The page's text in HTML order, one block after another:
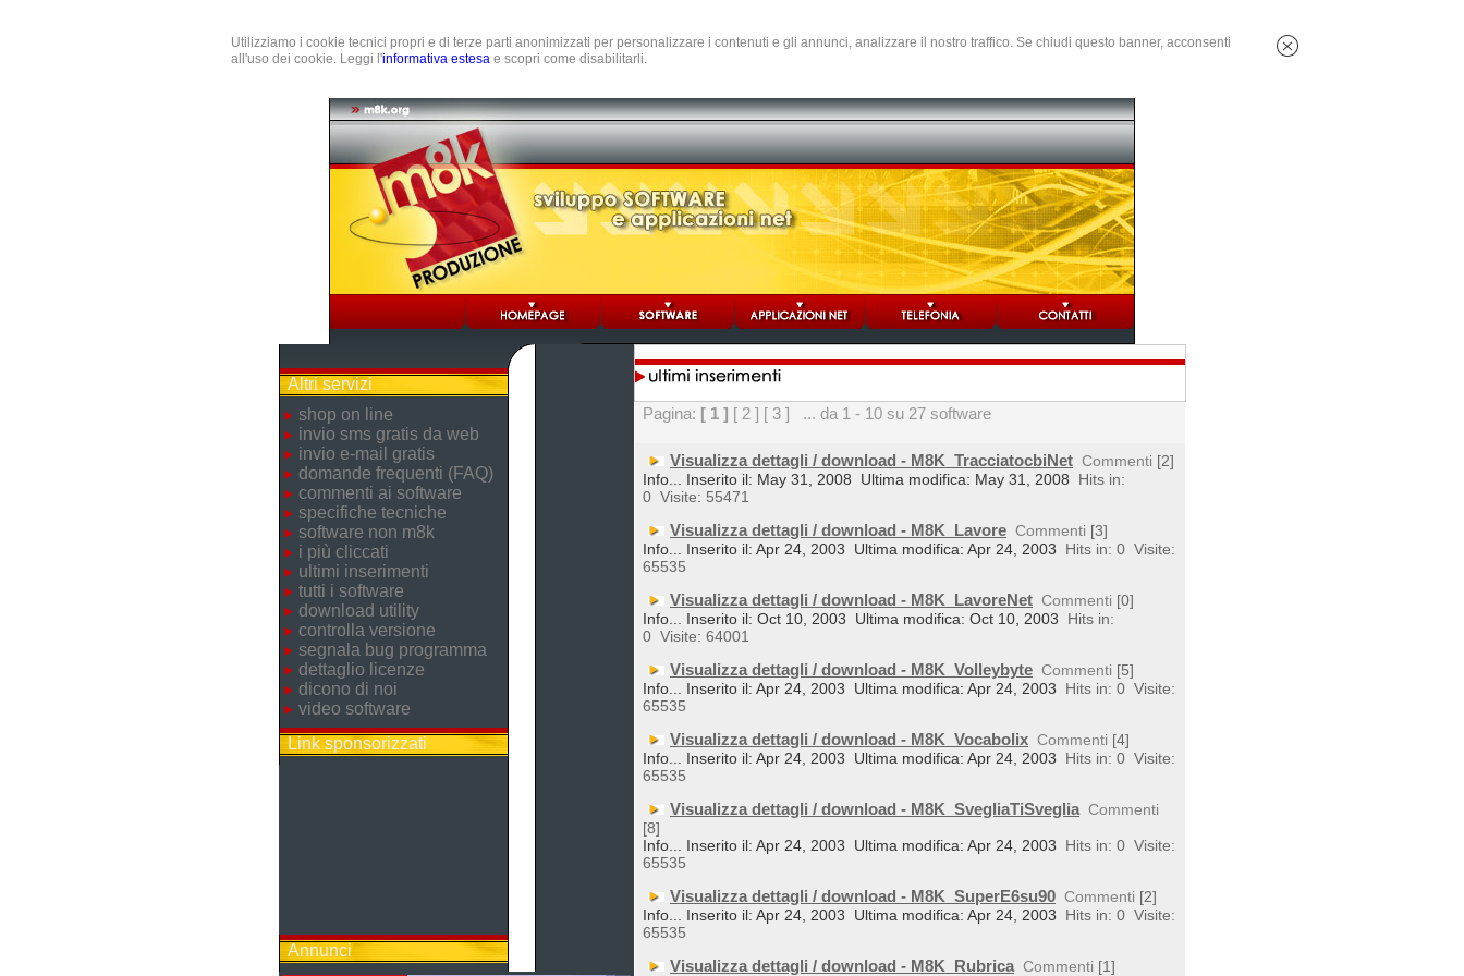
Utilizziamo i cookie tecnici propri e di terze parti anonimizzati per personalizzare i contenuti e gli annunci, analizzare il nostro traffico. Se chiudi questo banner, acconsenti
all'uso dei cookie. Leggi l'informativa estesa e scopri come disabilitarli.
Altri servizi
shop on line
invio sms gratis da web
invio e-mail gratis
domande frequenti (FAQ)
commenti ai software
specifiche tecniche
software non m8k
i più cliccati
ultimi inserimenti
tutti i software
download utility
controlla versione
segnala bug programma
dettaglio licenze
dicono di noi
video software
Link sponsorizzati
Annunci
Pagina: [ 1 ] [ 2 ] [ 3 ] ... da 1 - 10 su 27 software
Visualizza dettagli / download - M8K_TracciatocbiNet Commenti [2]
Info... Inserito il: May 31, 2008
Ultima modifica: May 31, 2008
Hits in:
0 Visite: 55471
Visualizza dettagli / download - M8K_Lavore Commenti [3]
Info... Inserito il: Apr 24, 2003
Ultima modifica: Apr 24, 2003 Hits in: 0 Visite:
65535
Visualizza dettagli / download - M8K_LavoreNet Commenti [0]
Info... Inserito il: Oct 10, 2003
Ultima modifica: Oct 10, 2003
Hits in:
0 Visite: 64001
Visualizza dettagli / download - M8K_Volleybyte Commenti [5]
Info... Inserito il: Apr 24, 2003
Ultima modifica: Apr 24, 2003 Hits in: 0 Visite:
65535
Visualizza dettagli / download - M8K_Vocabolix Commenti [4]
Info... Inserito il: Apr 24, 2003
Ultima modifica: Apr 24, 2003 Hits in: 0 Visite:
65535
Visualizza dettagli / download - M8K_SvegliaTiSveglia Commenti
[8]
Info... Inserito il: Apr 24, 2003
Ultima modifica: Apr 24, 2003 Hits in: 0 Visite:
65535
Visualizza dettagli / download - M8K_SuperE6su90 Commenti [2]
Info... Inserito il: Apr 24, 2003
Ultima modifica: Apr 24, 2003 Hits in: 0 Visite:
65535
Visualizza dettagli / download - M8K_Rubrica Commenti [1]